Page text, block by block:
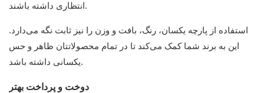
انتظاری داشته باشند.
استفاده از پارچه یکسان، رنگ، بافت و وزن را نیز ثابت نگه می‌دارد.
این به برند شما کمک می‌کند تا در تمام محصولاتتان ظاهر و حس
یکسانی داشته باشد.
دوخت و پرداخت بهتر